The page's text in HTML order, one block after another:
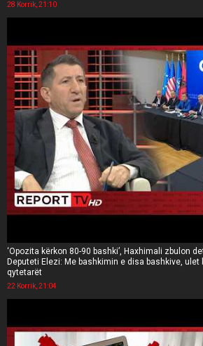
28 Korrik, 21:10
‘Opozita kërkon 80-90 bashki’, Haxhimali zbulon
Deputeti Elezi: Me bashkimin e disa bashkive,
qytetarët
22 Korrik, 21:04